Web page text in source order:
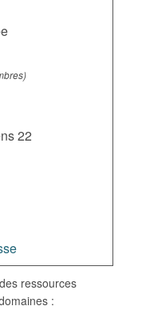
ressources
:
22